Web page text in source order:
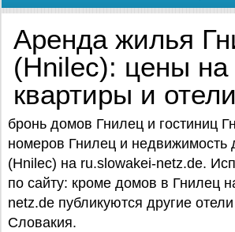
Аренда жилья
(Hnilec): цены на
квартиры и отели
бронь домов Гнилец и гостиниц
номеров Гнилец и недвижимость
(Hnilec) на ru.slowakei-netz.de.
по сайту: кроме домов в Гнилец
netz.de публикуются другие
Словакия.